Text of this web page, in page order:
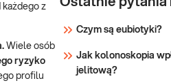
każdego z
Wiele osób
ryzyko
profilu
Czym są eubiotyki?
Jak kolonoskopia
jelitową?